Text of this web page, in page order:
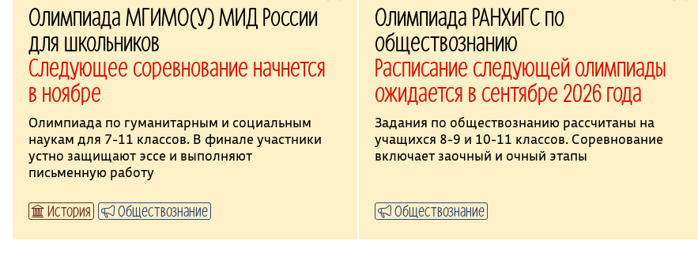
Олимпиада МГИМО(У) МИД России
для школьников
Следующее соревнование начнется
в ноябре
Олимпиада по гуманитарным и социальным
наукам для 7-11 классов. В финале участники
устно защищают эссе и выполняют
письменную работу
История Обществознание
Олимпиада РАНХиГС по
обществознанию
Расписание следующей олимпиады
ожидается в сентябре 2026 года
Задания по обществознанию рассчитаны на
учащихся 8-9 и 10-11 классов. Соревнование
включает заочный и очный этапы
Обществознание